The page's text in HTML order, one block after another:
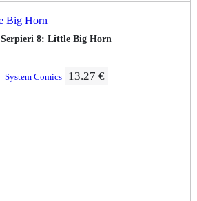
Serpieri 8: Little Big Horn
System Comics 13.27 €